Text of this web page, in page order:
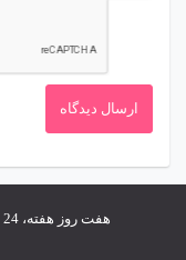
هفت روز هفته، 24 ساعت شبانه‌روز، در خدمت شما هستیم.